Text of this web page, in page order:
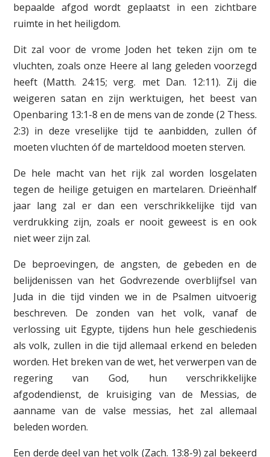
bepaalde afgod wordt geplaatst in een zichtbare
ruimte in het heiligdom.
Dit zal voor de vrome Joden het teken zijn om te
vluchten, zoals onze Heere al lang geleden voorzegd
heeft (Matth. 24:15; verg. met Dan. 12:11). Zij die
weigeren satan en zijn werktuigen, het beest van
Openbaring 13:1-8 en de mens van de zonde (2 Thess.
2:3) in deze vreselijke tijd te aanbidden, zullen óf
moeten vluchten óf de marteldood moeten sterven.
De hele macht van het rijk zal worden losgelaten
tegen de heilige getuigen en martelaren. Drieënhalf
jaar lang zal er dan een verschrikkelijke tijd van
verdrukking zijn, zoals er nooit geweest is en ook
niet weer zijn zal.
De beproevingen, de angsten, de gebeden en de
belijdenissen van het Godvrezende overblijfsel van
Juda in die tijd vinden we in de Psalmen uitvoerig
beschreven. De zonden van het volk, vanaf de
verlossing uit Egypte, tijdens hun hele geschiedenis
als volk, zullen in die tijd allemaal erkend en beleden
worden. Het breken van de wet, het verwerpen van de
regering van God, hun verschrikkelijke
afgodendienst, de kruisiging van de Messias, de
aanname van de valse messias, het zal allemaal
beleden worden.
Een derde deel van het volk (Zach. 13:8-9) zal bekeerd